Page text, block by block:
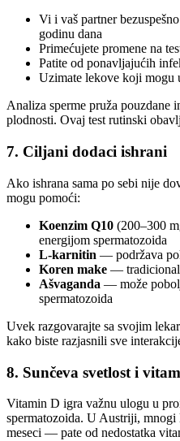
Vi i vaš partner
godinu dana
Primećujete promene na
Patite od ponavljajućih
Uzimate lekove koji mogu
Analiza sperme pruža pouzdane
plodnosti. Ovaj test rutinski
7. Ciljani dodaci ishrani
Ako ishrana sama po sebi nije
mogu pomoći:
Koenzim Q10 (200–300
energijom spermatozoida
L-karnitin — podržava
Koren make —
Ašvaganda — može
spermatozoida
Uvek razgovarajte sa svojim
kako biste razjasnili sve
8. Sunčeva svetlost i
Vitamin D igra važnu ulogu u
spermatozoida. U Austriji,
meseci — pate od nedostatka